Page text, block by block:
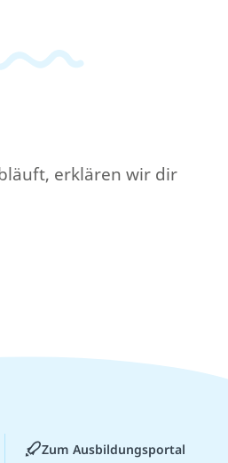
erklären wir dir
Zum Ausbildungsportal